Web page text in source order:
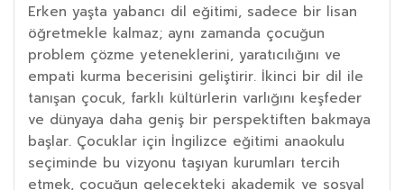
Erken yaşta yabancı dil eğitimi, sadece bir lisan
öğretmekle kalmaz; aynı zamanda çocuğun
problem çözme yeteneklerini, yaratıcılığını ve
empati kurma becerisini geliştirir. İkinci bir dil ile
tanışan çocuk, farklı kültürlerin varlığını keşfeder
ve dünyaya daha geniş bir perspektiften bakmaya
başlar. Çocuklar için İngilizce eğitimi anaokulu
seçiminde bu vizyonu taşıyan kurumları tercih
etmek, çocuğun gelecekteki akademik ve sosyal